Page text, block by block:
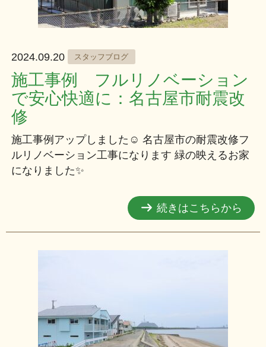
2024.09.20 スタッフブログ
施工事例 フルリノベーション
で安心快適に：名古屋市耐震改
修
施工事例アップしました☺ 名古屋市の耐震改修フ
ルリノベーション工事になります 緑の映えるお家
になりました✨
続きはこちらから